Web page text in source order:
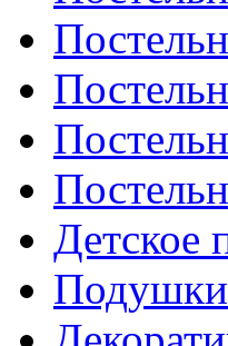
Детское
Подушки